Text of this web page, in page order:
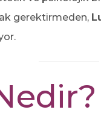
gerektirmeden,